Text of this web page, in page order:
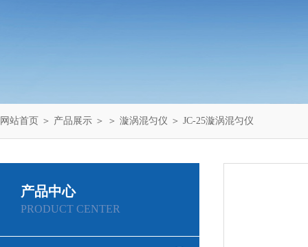
网站首页 ＞ 产品展示 ＞ ＞ 漩涡混匀仪 ＞ JC-25漩涡混匀仪
产品中心
PRODUCT CENTER